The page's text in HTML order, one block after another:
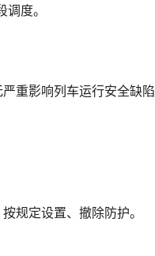
度。󠅅󠅃󠄵󠅂󠄪󠇖󠆨󠆨󠇕󠆞󠆒󠅬󠇘󠆭󠆘󠇙󠆝󠅵󠇗󠆭󠆁󠄐󠇗󠅹󠅸󠇖󠆍󠅳󠇖󠅹󠅰󠇖󠆌󠅹
重影响列车运行安全缺陷
规定设置、撤除防护。